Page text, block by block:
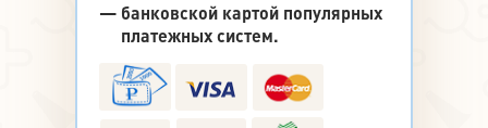
банковской картой популярных
платежных систем.